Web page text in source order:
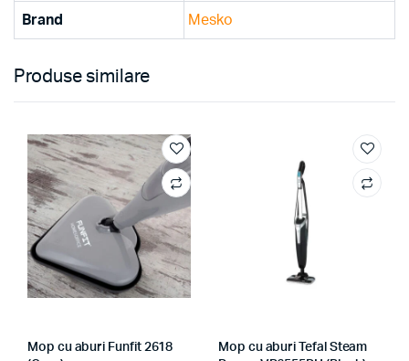
Brand Mesko
Produse similare
Mop cu aburi Funfit 2618
Mop cu aburi Tefal Steam